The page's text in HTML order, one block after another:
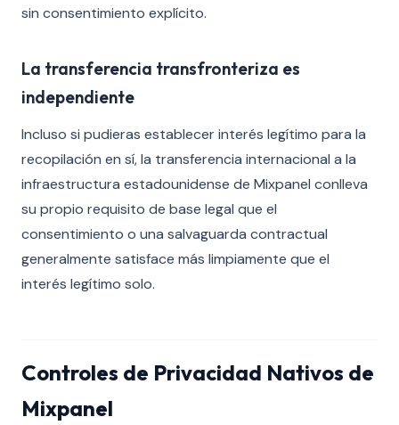
sin consentimiento explícito.
La transferencia transfronteriza es
independiente
Incluso si pudieras establecer interés legítimo para la
recopilación en sí, la transferencia internacional a la
infraestructura estadounidense de Mixpanel conlleva
su propio requisito de base legal que el
consentimiento o una salvaguarda contractual
generalmente satisface más limpiamente que el
interés legítimo solo.
Controles de Privacidad Nativos de
Mixpanel